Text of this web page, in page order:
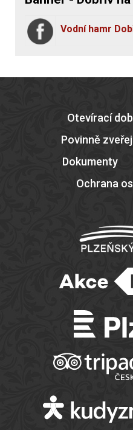
Vodní hamr
Otevírací
Povinně
Dokumenty
Ochrana